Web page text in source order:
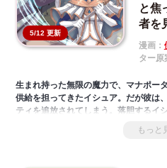
5/12 更新
と焦
者を
漫画：
ター原
生まれ持った無限の魔力で、マナポー
供給を担ってきたイシュア。だが彼は
ティを追放されてしまう。落胆するイ
ーティ仲間の聖女アリアの姿が。実は
アが自分たちを見捨てたと思い、連れ
もっと